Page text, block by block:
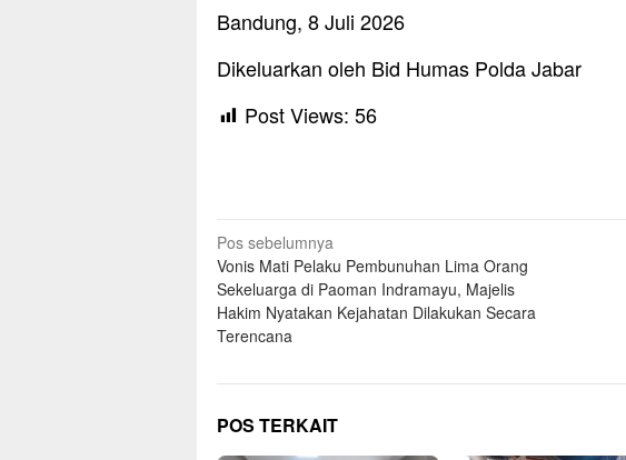
Bandung, 8 Juli 2026
Dikeluarkan oleh Bid Humas Polda Jabar
Post Views: 56
Navigasi
pos
Pos sebelumnya
Vonis Mati Pelaku Pembunuhan Lima Orang
Sekeluarga di Paoman Indramayu, Majelis
Hakim Nyatakan Kejahatan Dilakukan Secara
Terencana
POS TERKAIT